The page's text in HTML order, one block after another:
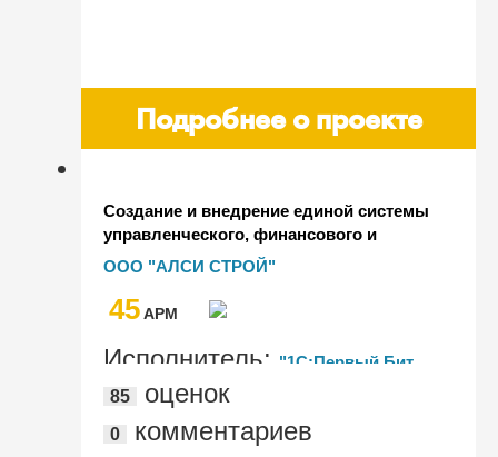
Подробнее о проекте
Создание и внедрение единой системы
управленческого, финансового и
оперативного учетов в ООО "АЛСИ
решения "БИТ.Финанс Холдинг"
ООО "АЛСИ СТРОЙ"
45AРМ
Исполнитель: "1С:Первый Бит,
Хабаровск"
85 оценок
0 комментариев